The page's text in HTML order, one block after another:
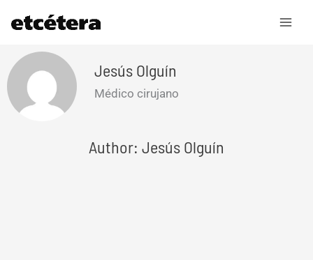
contenido
Jesús Olguín
Médico cirujano
Author: Jesús Olguín